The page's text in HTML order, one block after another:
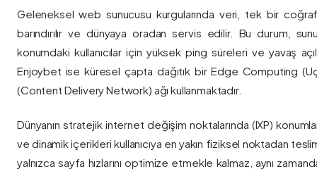
Geleneksel web sunucusu kurgularında veri, tek bir
barındırılır ve dünyaya oradan servis edilir. Bu durum,
konumdaki kullanıcılar için yüksek ping süreleri ve yavaş
Enjoybet ise küresel çapta dağıtık bir Edge Computing
(Content Delivery Network) ağı kullanmaktadır.
Dünyanın stratejik internet değişim noktalarında (IXP)
ve dinamik içerikleri kullanıcıya en yakın fiziksel noktadan
yalnızca sayfa hızlarını optimize etmekle kalmaz, aynı